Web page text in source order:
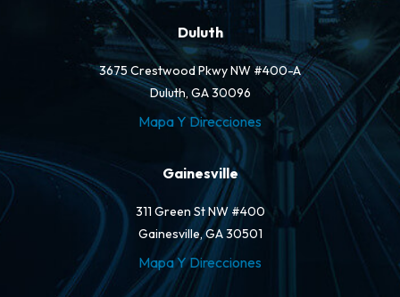
Duluth
3675 Crestwood Pkwy NW #400-A
Duluth, GA 30096
Mapa Y Direcciones
Gainesville
311 Green St NW #400
Gainesville, GA 30501
Mapa Y Direcciones